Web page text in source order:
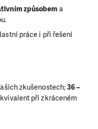
způsobem a
práce i při řešení
zkušenostech;36 –
při zkráceném